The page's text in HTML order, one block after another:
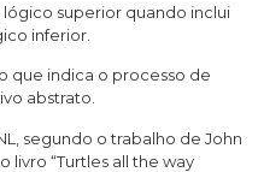
lógico superior quando inclui
inferior.
que indica o processo de
abstrato.
segundo o trabalho de John
livro “Turtles all the way